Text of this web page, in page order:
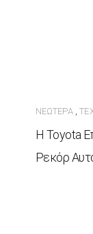
ΝΕΏΤΕΡΑ,
Η Toyota
Ρεκόρ